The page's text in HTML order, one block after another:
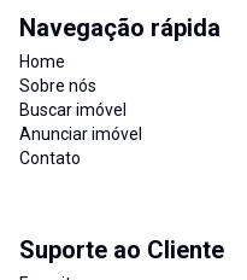
Navegação rápida
Home
Sobre nós
Buscar imóvel
Anunciar imóvel
Contato
Suporte ao Cliente